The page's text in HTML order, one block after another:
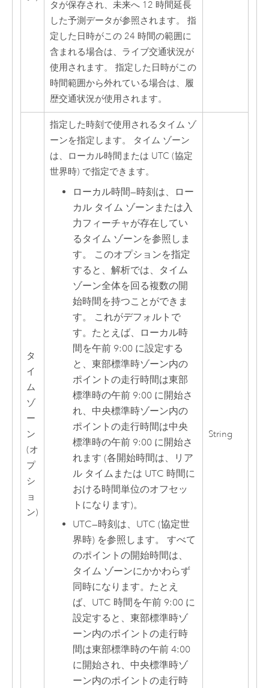
タが保存され、未来へ 12 時間延長
した予測データが参照されます。 指
定した日時がこの 24 時間の範囲に
含まれる場合は、ライブ交通状況が
使用されます。 指定した日時がこの
時間範囲から外れている場合は、履
歴交通状況が使用されます。
タ
イ
ム
ゾ
ー
ン
(オ
プ
シ
ョ
ン)
指定した時刻で使用されるタイム ゾ
ーンを指定します。 タイム ゾーン
は、ローカル時間または UTC (協定
世界時) で指定できます。
ローカル時間—時刻は、ロー
カル タイム ゾーンまたは入
力フィーチャが存在してい
るタイム ゾーンを参照しま
す。 このオプションを指定
すると、解析では、タイム
ゾーン全体を回る複数の開
始時間を持つことができま
す。 これがデフォルトで
す。たとえば、ローカル時
間を午前 9:00 に設定する
と、東部標準時ゾーン内の
ポイントの走行時間は東部
標準時の午前 9:00 に開始さ
れ、中央標準時ゾーン内の
ポイントの走行時間は中央
標準時の午前 9:00 に開始さ
れます (各開始時間は、リア
ル タイムまたは UTC 時間に
おける時間単位のオフセッ
トになります)。
UTC—時刻は、UTC (協定世
界時) を参照します。 すべて
のポイントの開始時間は、
タイム ゾーンにかかわらず
同時になります。たとえ
ば、UTC 時間を午前 9:00 に
設定すると、東部標準時ゾ
ーン内のポイントの走行時
間は東部標準時の午前 4:00
に開始され、中央標準時ゾ
ーン内のポイントの走行時
String